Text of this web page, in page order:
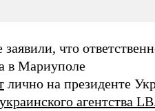
что
в Мариуполе
лично на президенте
украинского агентства